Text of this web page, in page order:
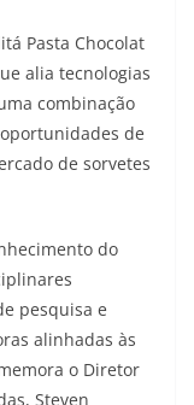
Pasta Chocolat
alia tecnologias
combinação
de
de sorvetes
do
pesquisa e
alinhadas às
o Diretor
Steven